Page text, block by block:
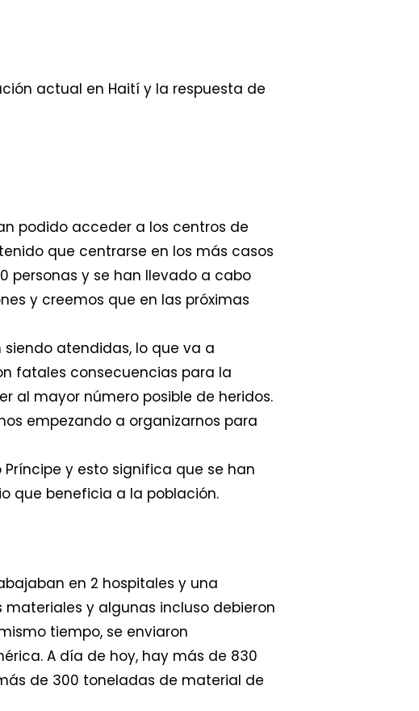
actual en Haití y la respuesta de
podido acceder a los centros de
que centrarse en los más casos
personas y se han llevado a cabo
y creemos que en las próximas
atendidas, lo que va a
fatales consecuencias para la
al mayor número posible de heridos.
empezando a organizarnos para
y esto significa que se han
que beneficia a la población.
en 2 hospitales y una
y algunas incluso debieron
tiempo, se enviaron
A día de hoy, hay más de 830
de 300 toneladas de material de